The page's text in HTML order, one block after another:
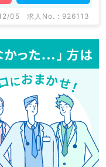
05 求人No. : 926113